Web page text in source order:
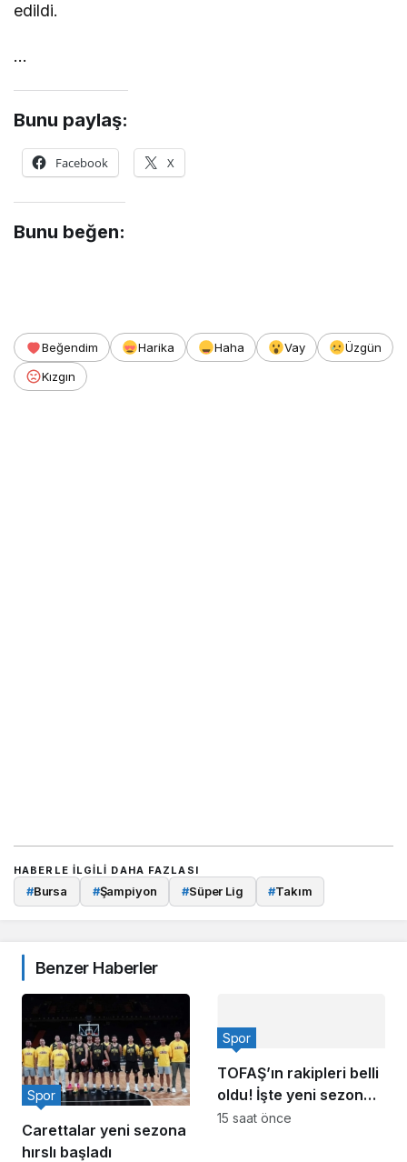
edildi.
…
Bunu paylaş:
Facebook X
Bunu beğen:
Beğendim Harika Haha Vay
Üzgün
Kızgın
HABERLE ILGILI DAHA FAZLASI
#Bursa #Şampiyon #Süper Lig #Takım
Benzer Haberler
Carettalar yeni sezona
hırslı başladı
Spor
TOFAŞ’ın rakipleri belli
oldu! İşte yeni sezon
fikstürü
Spor
15 saat önce